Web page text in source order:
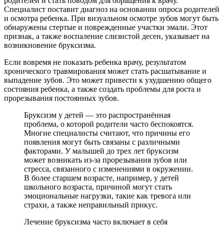
Специалист поставит диагноз на основании опроса родителей
и осмотра ребенка. При визуальном осмотре зубов могут быть
обнаружены стертые и поврежденные участки эмали. Этот
признак, а также воспаление слизистой десен, указывает на
возникновение бруксизма.
Если вовремя не показать ребенка врачу, результатом
хронического травмирования может стать расшатывание и
выпадение зубов. Это может привести к ухудшению общего
состояния ребенка, а также создать проблемы для роста и
прорезывания постоянных зубов.
Бруксизм у детей — это распространённая
проблема, о которой родители часто беспокоятся.
Многие специалисты считают, что причины его
появления могут быть связаны с различными
факторами. У малышей до трех лет бруксизм
может возникать из-за прорезывания зубов или
стресса, связанного с изменениями в окружении.
В более старшем возрасте, например, у детей
школьного возраста, причиной могут стать
эмоциональные нагрузки, такие как тревога или
страхи, а также неправильный прикус.
Лечение бруксизма часто включает в себя